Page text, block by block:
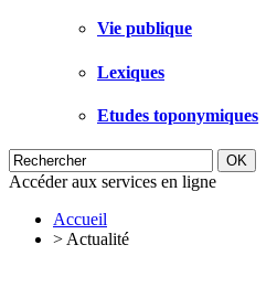
Vie publique
Lexiques
Etudes toponymiques
Accéder aux services en ligne
Accueil
> Actualité